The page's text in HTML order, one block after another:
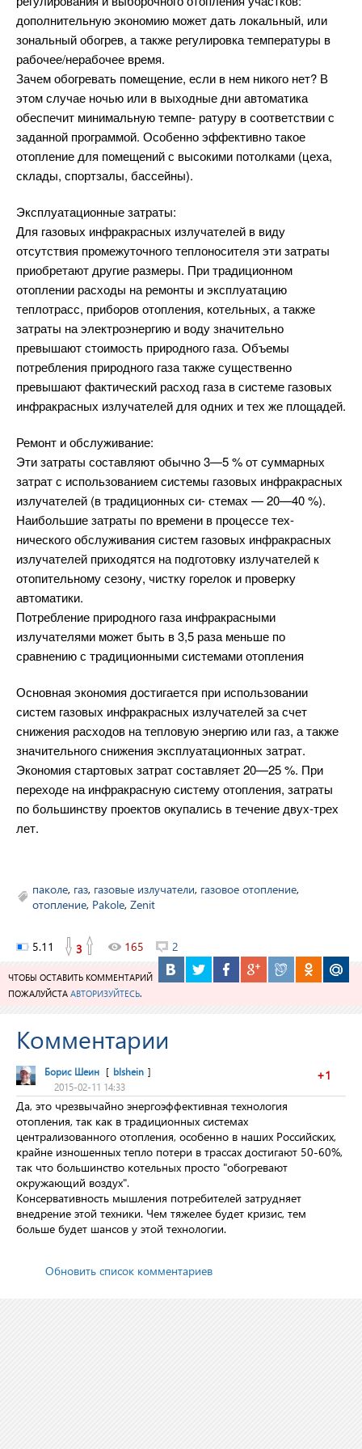
дополнительную экономию может дать локальный, или
зональный обогрев, а также регулировка температуры в
рабочее/нерабочее время.
Зачем обогревать помещение, если в нем никого нет? В
этом случае ночью или в выходные дни автоматика
обеспечит минимальную темпе- ратуру в соответствии с
заданной программой. Особенно эффективно такое
отопление для помещений с высокими потолками (цеха,
склады, спортзалы, бассейны).
Эксплуатационные затраты:
Для газовых инфракрасных излучателей в виду
отсутствия промежуточного теплоносителя эти затраты
приобретают другие размеры. При традиционном
отоплении расходы на ремонты и эксплуатацию
теплотрасс, приборов отопления, котельных, а также
затраты на электроэнергию и воду значительно
превышают стоимость природного газа. Объемы
потребления природного газа также существенно
превышают фактический расход газа в системе газовых
инфракрасных излучателей для одних и тех же площадей.
Ремонт и обслуживание:
Эти затраты составляют обычно 3—5 % от суммарных
затрат с использованием системы газовых инфракрасных
излучателей (в традиционных си- стемах — 20—40 %).
Наибольшие затраты по времени в процессе тех-
нического обслуживания систем газовых инфракрасных
излучателей приходятся на подготовку излучателей к
отопительному сезону, чистку горелок и проверку
автоматики.
Потребление природного газа инфракрасными
излучателями может быть в 3,5 раза меньше по
сравнению с традиционными системами отопления
Основная экономия достигается при использовании
систем газовых инфракрасных излучателей за счет
снижения расходов на тепловую энергию или газ, а также
значительного снижения эксплуатационных затрат.
Экономия стартовых затрат составляет 20—25 %. При
переходе на инфракрасную систему отопления, затраты
по большинству проектов окупались в течение двух-трех
лет.
паколе, газ, газовые излучатели, газовое отопление,
отопление, Pakole, Zenit
5.11 3 165 2
ЧТОБЫ ОСТАВИТЬ КОММЕНТАРИЙ
ПОЖАЛУЙСТА АВТОРИЗУЙТЕСЬ.
Комментарии
+1
Борис Шеин [ blshein ]
2015-02-11 14:33
Да, это чрезвычайно энергоэффективная технология
отопления, так как в традиционных системах
централизованного отопления, особенно в наших Российских,
крайне изношенных тепло потери в трассах достигают 50-60%,
так что большинство котельных просто "обогревают
окружающий воздух".
Консервативность мышления потребителей затрудняет
внедрение этой техники. Чем тяжелее будет кризис, тем
больше будет шансов у этой технологии.
Обновить список комментариев